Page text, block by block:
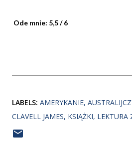
Ode mnie: 5,5 / 6
LABELS: AMERYKANIE
CLAVELL JAMES KSIĄŻKI LEKTURA